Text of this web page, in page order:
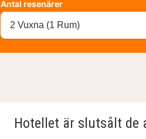
Antal resenärer
2 Vuxna (1 Rum)
Hotellet är slutsålt de